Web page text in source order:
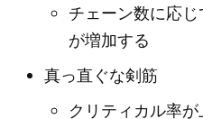
チェーン数に応
が増加する
真っ直ぐな剣筋
クリティカル率が